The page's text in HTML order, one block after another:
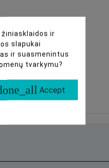
ir
slapukai
ir suasmenintus
tvarkymu?
Accept